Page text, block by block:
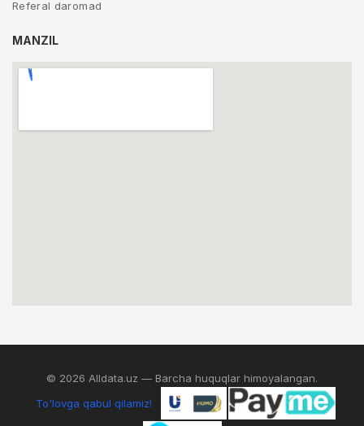
Referal daromad
MANZIL
© 2026 Alldata.uz — Barcha huquqlar himoyalangan.
To'lovga qabul qilamiz!